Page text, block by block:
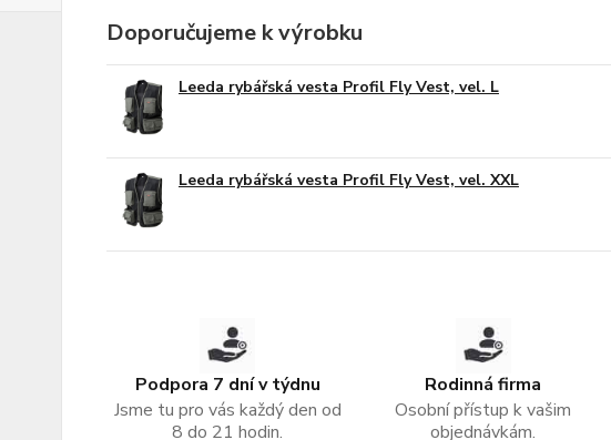
Doporučujeme k výrobku
Leeda rybářská vesta Profil Fly Vest, vel. L
Leeda rybářská vesta Profil Fly Vest, vel. XXL
Podpora 7 dní v týdnu
Jsme tu pro vás každý den od
8 do 21 hodin.
Rodinná firma
Osobní přístup k vašim
objednávkám.